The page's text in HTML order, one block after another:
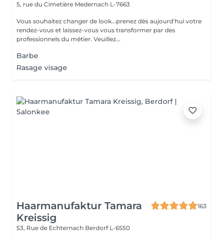
5, rue du Cimetière Medernach L-7663
Vous souhaitez changer de look...prenez dès aujourd'hui votre
rendez-vous et laissez-vous vous transformer par des
professionnels du métier. Veuillez...
Barbe
Rasage visage
Haarmanufaktur Tamara
Kreissig
163
53, Rue de Echternach Berdorf L-6550